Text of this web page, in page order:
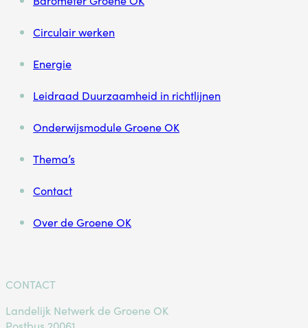
Circulair werken
Energie
Leidraad Duurzaamheid in richtlijnen
Onderwijsmodule Groene OK
Thema’s
Contact
Over de Groene OK
CONTACT
Landelijk Netwerk de Groene OK